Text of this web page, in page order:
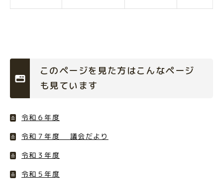
このページを見た方はこんなページ
も見ています
令和６年度
令和７年度 議会だより
令和３年度
令和５年度